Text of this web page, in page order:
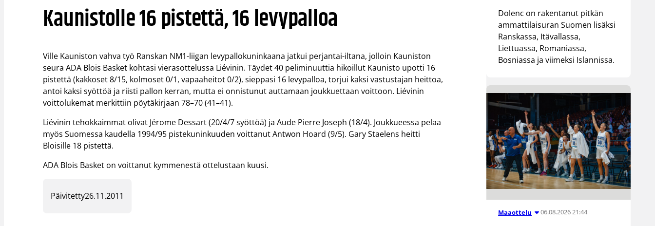
Kaunistolle 16 pistettä, 16 levypalloa
Ville Kauniston vahva työ Ranskan NM1-liigan levypallokuninkaana jatkui perjantai-iltana, jolloin Kauniston
seura ADA Blois Basket kohtasi vierasottelussa Liévinin. Täydet 40 peliminuuttia hikoillut Kaunisto upotti 16
pistettä (kakkoset 8/15, kolmoset 0/1, vapaaheitot 0/2), sieppasi 16 levypalloa, torjui kaksi vastustajan heittoa,
antoi kaksi syöttöä ja riisti pallon kerran, mutta ei onnistunut auttamaan joukkuettaan voittoon. Liévinin
voittolukemat merkittiin pöytäkirjaan 78–70 (41–41).
Liévinin tehokkaimmat olivat Jérome Dessart (20/4/7 syöttöä) ja Aude Pierre Joseph (18/4). Joukkueessa pelaa
myös Suomessa kaudella 1994/95 pistekuninkuuden voittanut Antwon Hoard (9/5). Gary Staelens heitti
Bloisille 18 pistettä.
ADA Blois Basket on voittanut kymmenestä ottelustaan kuusi.
Päivitetty26.11.2011
Dolenc on rakentanut pitkän
ammattilaisuran Suomen lisäksi
Ranskassa, Itävallassa,
Liettuassa, Romaniassa,
Bosniassa ja viimeksi Islannissa.
Maaottelu 06.08.2026 21:44